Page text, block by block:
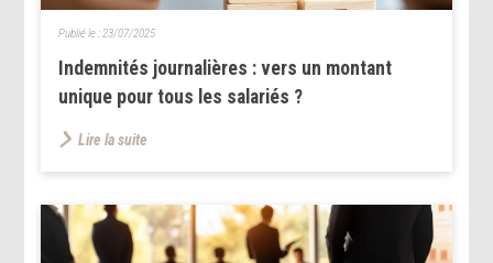
Indemnités journalières : vers un montant
unique pour tous les salariés ?
Publié le : 23/07/2025
Lire la suite